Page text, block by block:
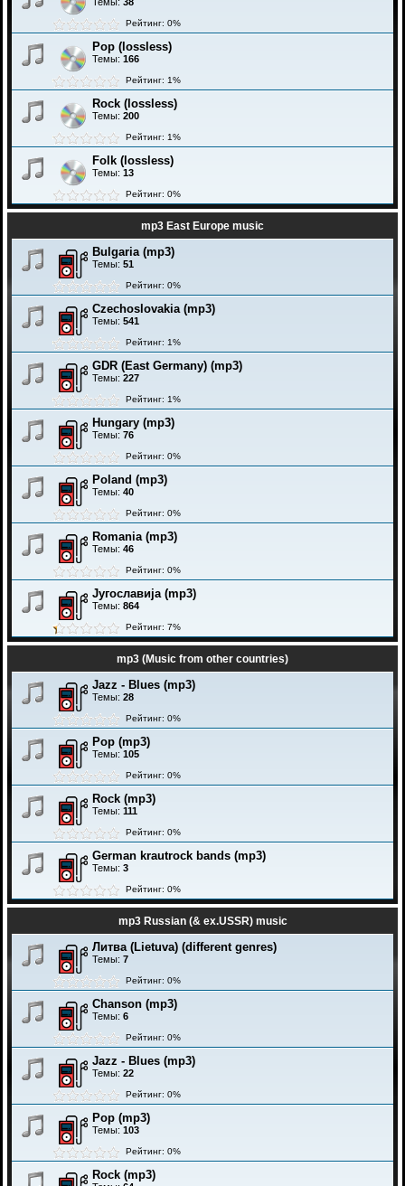
Рейтинг: 0%
Pop (lossless)
Темы: 166
Рейтинг: 1%
Rock (lossless)
Темы: 200
Рейтинг: 1%
Folk (lossless)
Темы: 13
Рейтинг: 0%
mp3 East Europe music
Bulgaria (mp3)
Темы: 51
Рейтинг: 0%
Czechoslovakia (mp3)
Темы: 541
Рейтинг: 1%
GDR (East Germany) (mp3)
Темы: 227
Рейтинг: 1%
Hungary (mp3)
Темы: 76
Рейтинг: 0%
Poland (mp3)
Темы: 40
Рейтинг: 0%
Romania (mp3)
Темы: 46
Рейтинг: 0%
Југославија (mp3)
Темы: 864
Рейтинг: 7%
mp3 (Music from other countries)
Jazz - Blues (mp3)
Темы: 28
Рейтинг: 0%
Pop (mp3)
Темы: 105
Рейтинг: 0%
Rock (mp3)
Темы: 111
Рейтинг: 0%
German krautrock bands (mp3)
Темы: 3
Рейтинг: 0%
mp3 Russian (& ex.USSR) music
Литва (Lietuva) (different genres)
Темы: 7
Рейтинг: 0%
Chanson (mp3)
Темы: 6
Рейтинг: 0%
Jazz - Blues (mp3)
Темы: 22
Рейтинг: 0%
Pop (mp3)
Темы: 103
Рейтинг: 0%
Rock (mp3)